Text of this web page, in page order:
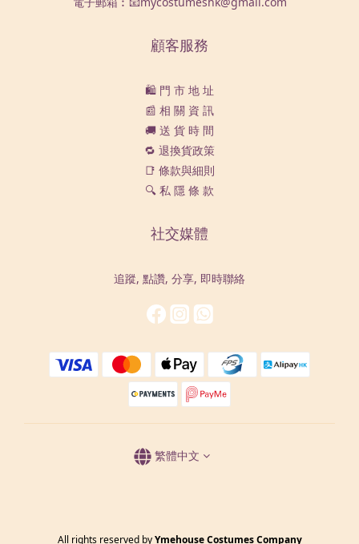
顧客服務
🛍️ 門 市 地 址
📰 相 關 資 訊
🚚 送 貨 時 間
🔁 退換貨政策
📑 條款與細則
🔍 私 隱 條 款
社交媒體
追蹤, 點讚, 分享, 即時聯絡
繁體中文
All rights reserved byYmehouse Costumes Company